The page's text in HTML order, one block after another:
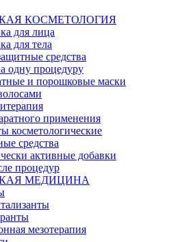
КОСМЕТОЛОГИЯ
для лица
для тела
средства
одну процедуру
и порошковые маски
применения
косметологические
средства
активные добавки
процедур
МЕДИЦИНА
мезотерапия